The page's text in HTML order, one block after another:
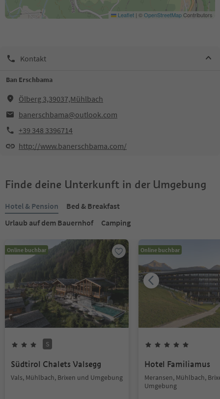
Leaflet | ©OpenStreetMapContributors
Kontakt
Ban Erschbama
Ölberg 3,39037,Mühlbach
banerschbama@outlook.com
+39 348 3396714
http://www.banerschbama.com/
Finde deine Unterkunft in der Umgebung
Hotel & Pension
Bed & Breakfast
Urlaub auf dem Bauernhof
Camping
Online buchbar
S
Südtirol Chalets Valsegg
Vals, Mühlbach, Brixen und Umgebung
Online buchbar
Hotel Familiamus
Meransen, Mühlbach,
Umgebung